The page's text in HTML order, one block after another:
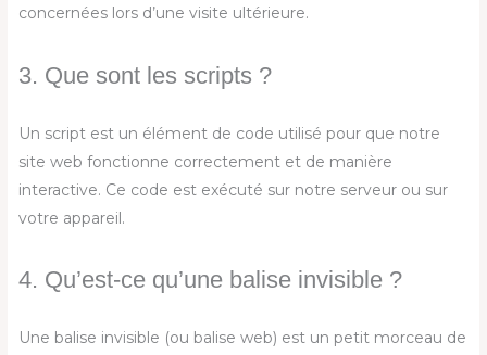
concernées lors d’une visite ultérieure.
3. Que sont les scripts ?
Un script est un élément de code utilisé pour que notre
site web fonctionne correctement et de manière
interactive. Ce code est exécuté sur notre serveur ou sur
votre appareil.
4. Qu’est-ce qu’une balise invisible ?
Une balise invisible (ou balise web) est un petit morceau de